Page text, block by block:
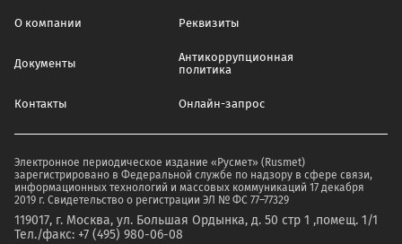
О компании Реквизиты
Документы
Антикоррупционная
политика
Контакты Онлайн-запрос
Электронное периодическое издание «Русмет» (Rusmet)
зарегистрировано в Федеральной службе по надзору в сфере связи,
информационных технологий и массовых коммуникаций 17 декабря
2019 г. Свидетельство о регистрации ЭЛ № ФС 77–77329
119017, г. Москва, ул. Большая Ордынка, д. 50 стр 1 ,помещ. 1/1
Тел./факс: +7 (495) 980-06-08